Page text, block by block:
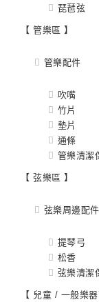
琵琶弦
【 管樂區 】
管樂配件
吹嘴
竹片
墊片
通條
管樂清潔
【 弦樂區 】
弦樂周邊配件
提琴弓
松香
弦樂清潔
【 兒童 / 一般樂器